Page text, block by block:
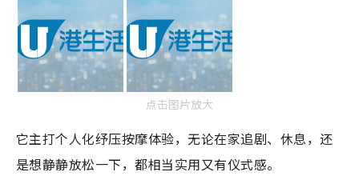
点击图片放大
它主打个人化纾压按摩体验，无论在家追剧、休息，还
是想静静放松一下，都相当实用又有仪式感。